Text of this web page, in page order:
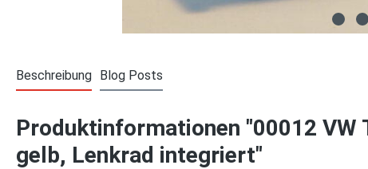
Beschreibung Blog Posts
Produktinformationen "00012
gelb, Lenkrad integriert"